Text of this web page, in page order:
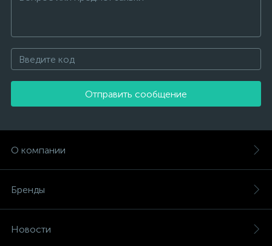
Отправить сообщение
О компании
Бренды
Новости